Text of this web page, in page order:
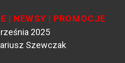
| NEWSY | PROMOCJE
2025
Szewczak